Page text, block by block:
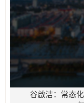
谷啟洁：常态